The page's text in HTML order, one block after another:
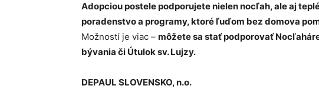
Adopciou postele podporujete nielen nocľah, ale aj
poradenstvo a programy, ktoré ľuďom bez domova
Možností je viac – môžete sa stať podporovať
bývania či Útulok sv. Lujzy.
DEPAUL SLOVENSKO, n.o.